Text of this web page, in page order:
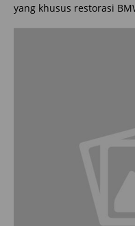
yang khusus restorasi